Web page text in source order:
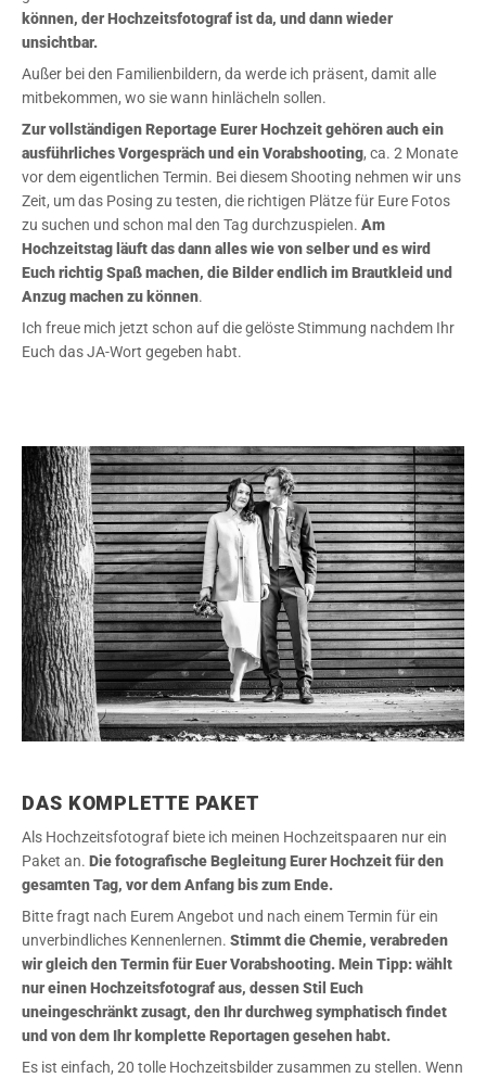
können, der Hochzeitsfotograf ist da, und dann wieder
unsichtbar.
Außer bei den Familienbildern, da werde ich präsent, damit alle
mitbekommen, wo sie wann hinlächeln sollen.
Zur vollständigen Reportage Eurer Hochzeit gehören auch ein
ausführliches Vorgespräch und ein Vorabshooting, ca. 2 Monate
vor dem eigentlichen Termin. Bei diesem Shooting nehmen wir uns
Zeit, um das Posing zu testen, die richtigen Plätze für Eure Fotos
zu suchen und schon mal den Tag durchzuspielen. Am
Hochzeitstag läuft das dann alles wie von selber und es wird
Euch richtig Spaß machen, die Bilder endlich im Brautkleid und
Anzug machen zu können.
Ich freue mich jetzt schon auf die gelöste Stimmung nachdem Ihr
Euch das JA-Wort gegeben habt.
DAS KOMPLETTE PAKET
Als Hochzeitsfotograf biete ich meinen Hochzeitspaaren nur ein
Paket an. Die fotografische Begleitung Eurer Hochzeit für den
gesamten Tag, vor dem Anfang bis zum Ende.
Bitte fragt nach Eurem Angebot und nach einem Termin für ein
unverbindliches Kennenlernen. Stimmt die Chemie, verabreden
wir gleich den Termin für Euer Vorabshooting. Mein Tipp: wählt
nur einen Hochzeitsfotograf aus, dessen Stil Euch
uneingeschränkt zusagt, den Ihr durchweg symphatisch findet
und von dem Ihr komplette Reportagen gesehen habt.
Es ist einfach, 20 tolle Hochzeitsbilder zusammen zu stellen. Wenn